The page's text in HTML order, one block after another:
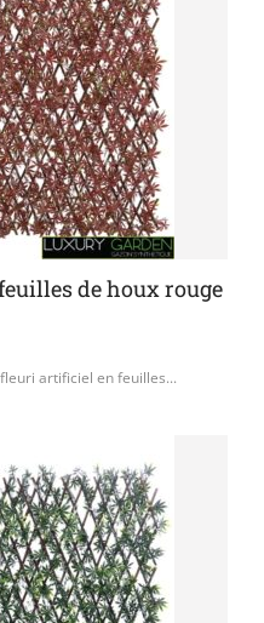
de houx rouge
artificiel en feuilles...